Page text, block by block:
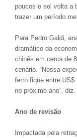
poucos o sol volta a
trazer um período
Para Pedro Galdi,
dramático da
chinês em cerca de
cenário. “Nossa
ferro fique entre US$
no próximo ano”, diz.
Ano de revisão
Impactada pela